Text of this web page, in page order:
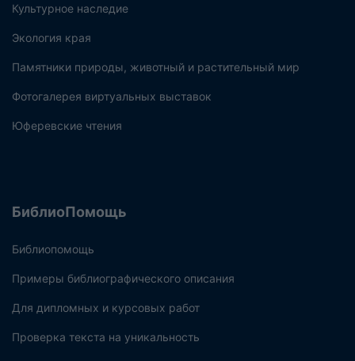
Культурное наследие
Экология края
Памятники природы, животный и растительный мир
Фотогалерея виртуальных выставок
Юферевские чтения
БиблиоПомощь
Библиопомощь
Примеры библиографического описания
Для дипломных и курсовых работ
Проверка текста на уникальность